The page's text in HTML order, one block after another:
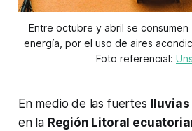
Entre octubre y abril se
energía, por el uso de aires
Foto referencial:
En medio de las fuertes lluvias
en la Región Litoral